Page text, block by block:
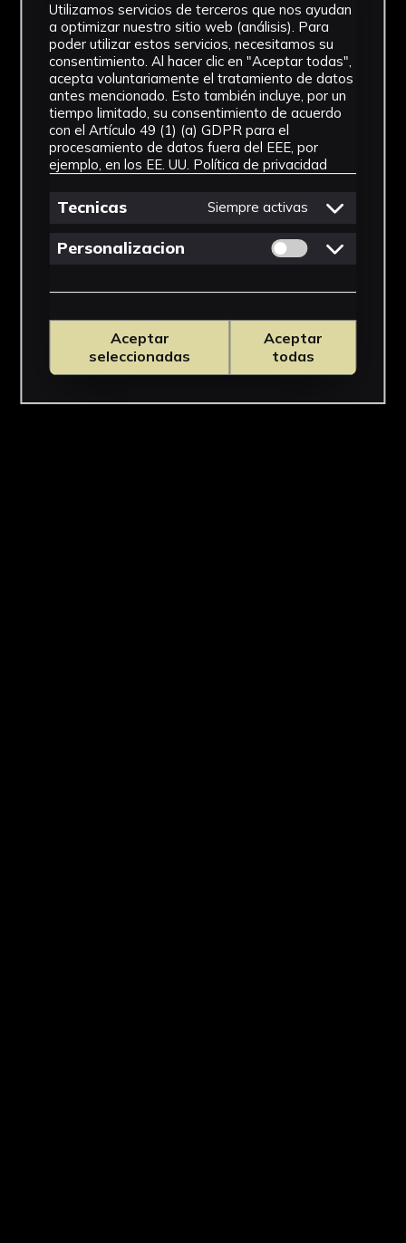
Utilizamos servicios de terceros que nos ayudan
a optimizar nuestro sitio web (análisis). Para
poder utilizar estos servicios, necesitamos su
consentimiento. Al hacer clic en "Aceptar todas",
acepta voluntariamente el tratamiento de datos
antes mencionado. Esto también incluye, por un
tiempo limitado, su consentimiento de acuerdo
con el Artículo 49 (1) (a) GDPR para el
procesamiento de datos fuera del EEE, por
ejemplo, en los EE. UU. Política de privacidad
Tecnicas Siempre activas
Personalizacion Permitir cookies
Aceptar
seleccionadas
Aceptar
todas